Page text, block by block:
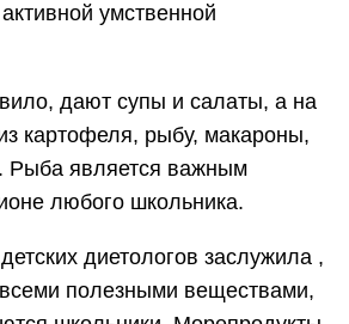
умственной
дают супы и салаты, а на
картофеля, рыбу, макароны,
Рыба является важным
любого школьника.
диетологов заслужила ,
полезными веществами,